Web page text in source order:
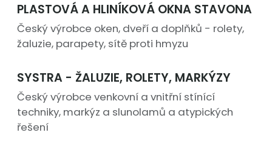
PLASTOVÁ A HLINÍKOVÁ OKNA STAVONA
Český výrobce oken, dveří a doplňků - rolety,
žaluzie, parapety, sítě proti hmyzu
SYSTRA - ŽALUZIE, ROLETY, MARKÝZY
Český výrobce venkovní a vnitřní stínící
techniky, markýz a slunolamů a atypických
řešení